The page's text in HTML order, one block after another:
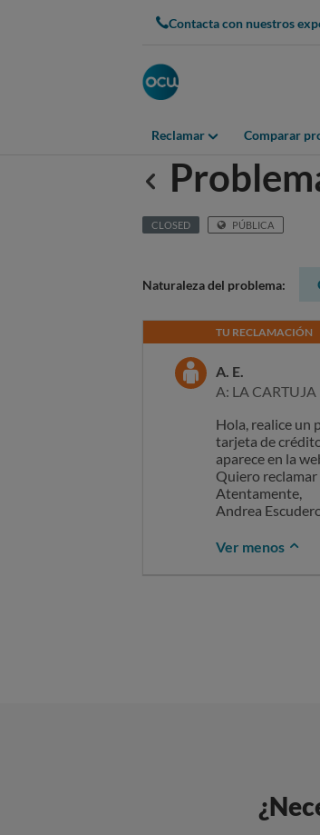
Contacta con nuestros
Reclamar Comparar
Anterior
CLOSED PÚBLICA
Naturaleza del problema:
TU RECLAMACIÓN
A. E.
A: LA CARTUJA
Hola, realice un
tarjeta de
aparece en la
Quiero reclamar
Atentamente,
Andrea
Ver menos